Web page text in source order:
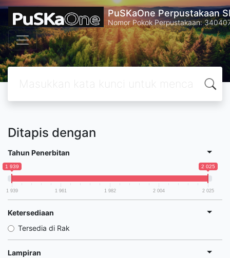
PuSKaOne Perpustakaan
Nomor Pokok Perpustakaan:
Ditapis dengan
Tahun Penerbitan
1 939 2 025
1 939 1 961 1 982 2 004 2 025
Ketersediaan
Tersedia di Rak
Lampiran